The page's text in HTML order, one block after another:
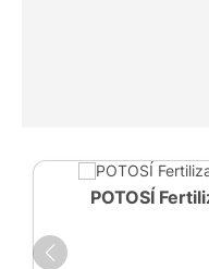
POTOSÍ